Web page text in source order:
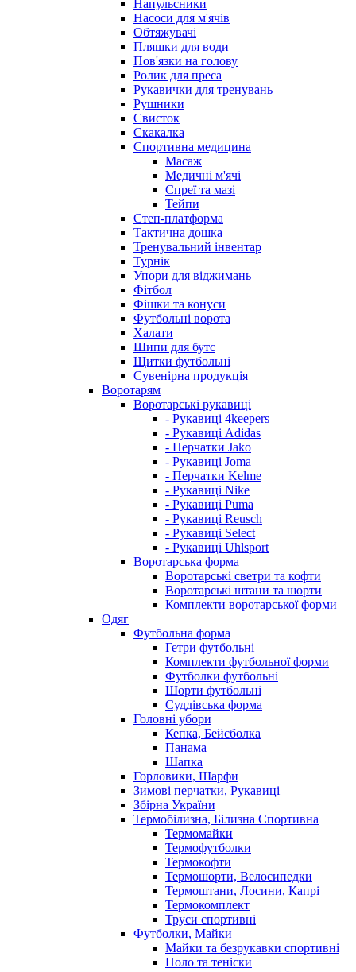
Напульсники
Насоси для м'ячів
Обтяжувачі
Пляшки для води
Пов'язки на голову
Ролик для преса
Рукавички для тренувань
Рушники
Свисток
Скакалка
Спортивна медицина
Масаж
Медичні м'ячі
Спреї та мазі
Тейпи
Степ-платформа
Тактична дошка
Тренувальний інвентар
Турнік
Упори для віджимань
Фітбол
Фішки та конуси
Футбольні ворота
Халати
Шипи для бутс
Щитки футбольні
Сувенірна продукція
Воротарям
Воротарські рукавиці
- Рукавиці 4keepers
- Рукавиці Adidas
- Перчатки Jako
- Рукавиці Joma
- Перчатки Kelme
- Рукавиці Nike
- Рукавиці Puma
- Рукавиці Reusch
- Рукавиці Select
- Рукавиці Uhlsport
Воротарська форма
Воротарські светри та кофти
Воротарські штани та шорти
Комплекти воротарської форми
Одяг
Футбольна форма
Гетри футбольні
Комплекти футбольної форми
Футболки футбольні
Шорти футбольні
Суддівська форма
Головні убори
Кепка, Бейсболка
Панама
Шапка
Горловики, Шарфи
Зимові перчатки, Рукавиці
Збірна України
Термобілизна, Білизна Спортивна
Термомайки
Термофутболки
Термокофти
Термошорти, Велосипедки
Термоштани, Лосини, Капрі
Термокомплект
Труси спортивні
Футболки, Майки
Майки та безрукавки спортивні
Поло та теніски